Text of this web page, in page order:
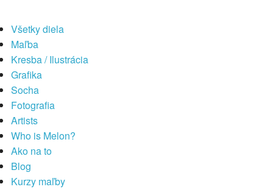
Všetky diela
Maľba
Kresba / Ilustrácia
Grafika
Socha
Fotografia
Artists
Who is Melon?
Ako na to
Blog
Kurzy maľby